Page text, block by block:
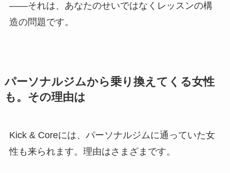
——それは、あなたのせいではなくレッスンの構
造の問題です。
パーソナルジムから乗り換えてくる女性
も。その理由は
Kick & Coreには、パーソナルジムに通っていた女
性も来られます。理由はさまざまです。